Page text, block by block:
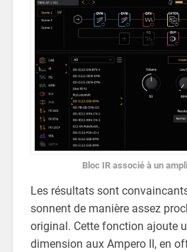
Bloc IR associé à un
Les résultats sont
sonnent de manière assez
original. Cette fonction ajoute
dimension aux Ampero II, en